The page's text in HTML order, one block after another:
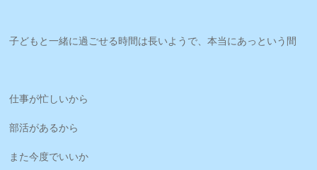
子どもと一緒に過ごせる時間は長いようで、本当にあっという間
仕事が忙しいから
部活があるから
また今度でいいか